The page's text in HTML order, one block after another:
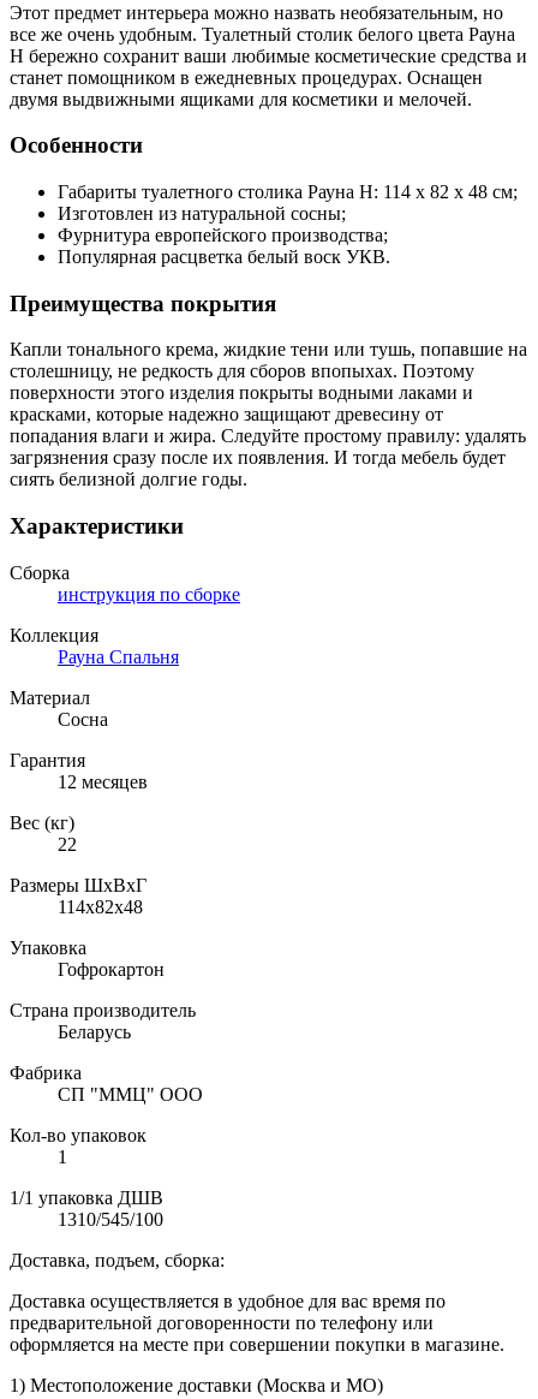
Этот предмет интерьера можно назвать необязательным, но
все же очень удобным. Туалетный столик белого цвета Рауна
Н бережно сохранит ваши любимые косметические средства и
станет помощником в ежедневных процедурах. Оснащен
двумя выдвижными ящиками для косметики и мелочей.
Особенности
Габариты туалетного столика Рауна Н: 114 х 82 х 48 см;
Изготовлен из натуральной сосны;
Фурнитура европейского производства;
Популярная расцветка белый воск УКВ.
Преимущества покрытия
Капли тонального крема, жидкие тени или тушь, попавшие на
столешницу, не редкость для сборов впопыхах. Поэтому
поверхности этого изделия покрыты водными лаками и
красками, которые надежно защищают древесину от
попадания влаги и жира. Следуйте простому правилу: удалять
загрязнения сразу после их появления. И тогда мебель будет
сиять белизной долгие годы.
Характеристики
Сборка
инструкция по сборке
Коллекция
Рауна Спальня
Материал
Сосна
Гарантия
12 месяцев
Вес (кг)
22
Размеры ШхВхГ
114x82x48
Упаковка
Гофрокартон
Страна производитель
Беларусь
Фабрика
СП "ММЦ" ООО
Кол-во упаковок
1
1/1 упаковка ДШВ
1310/545/100
Доставка, подъем, сборка:
Доставка осуществляется в удобное для вас время по
предварительной договоренности по телефону или
оформляется на месте при совершении покупки в магазине.
1) Местоположение доставки (Москва и МО)